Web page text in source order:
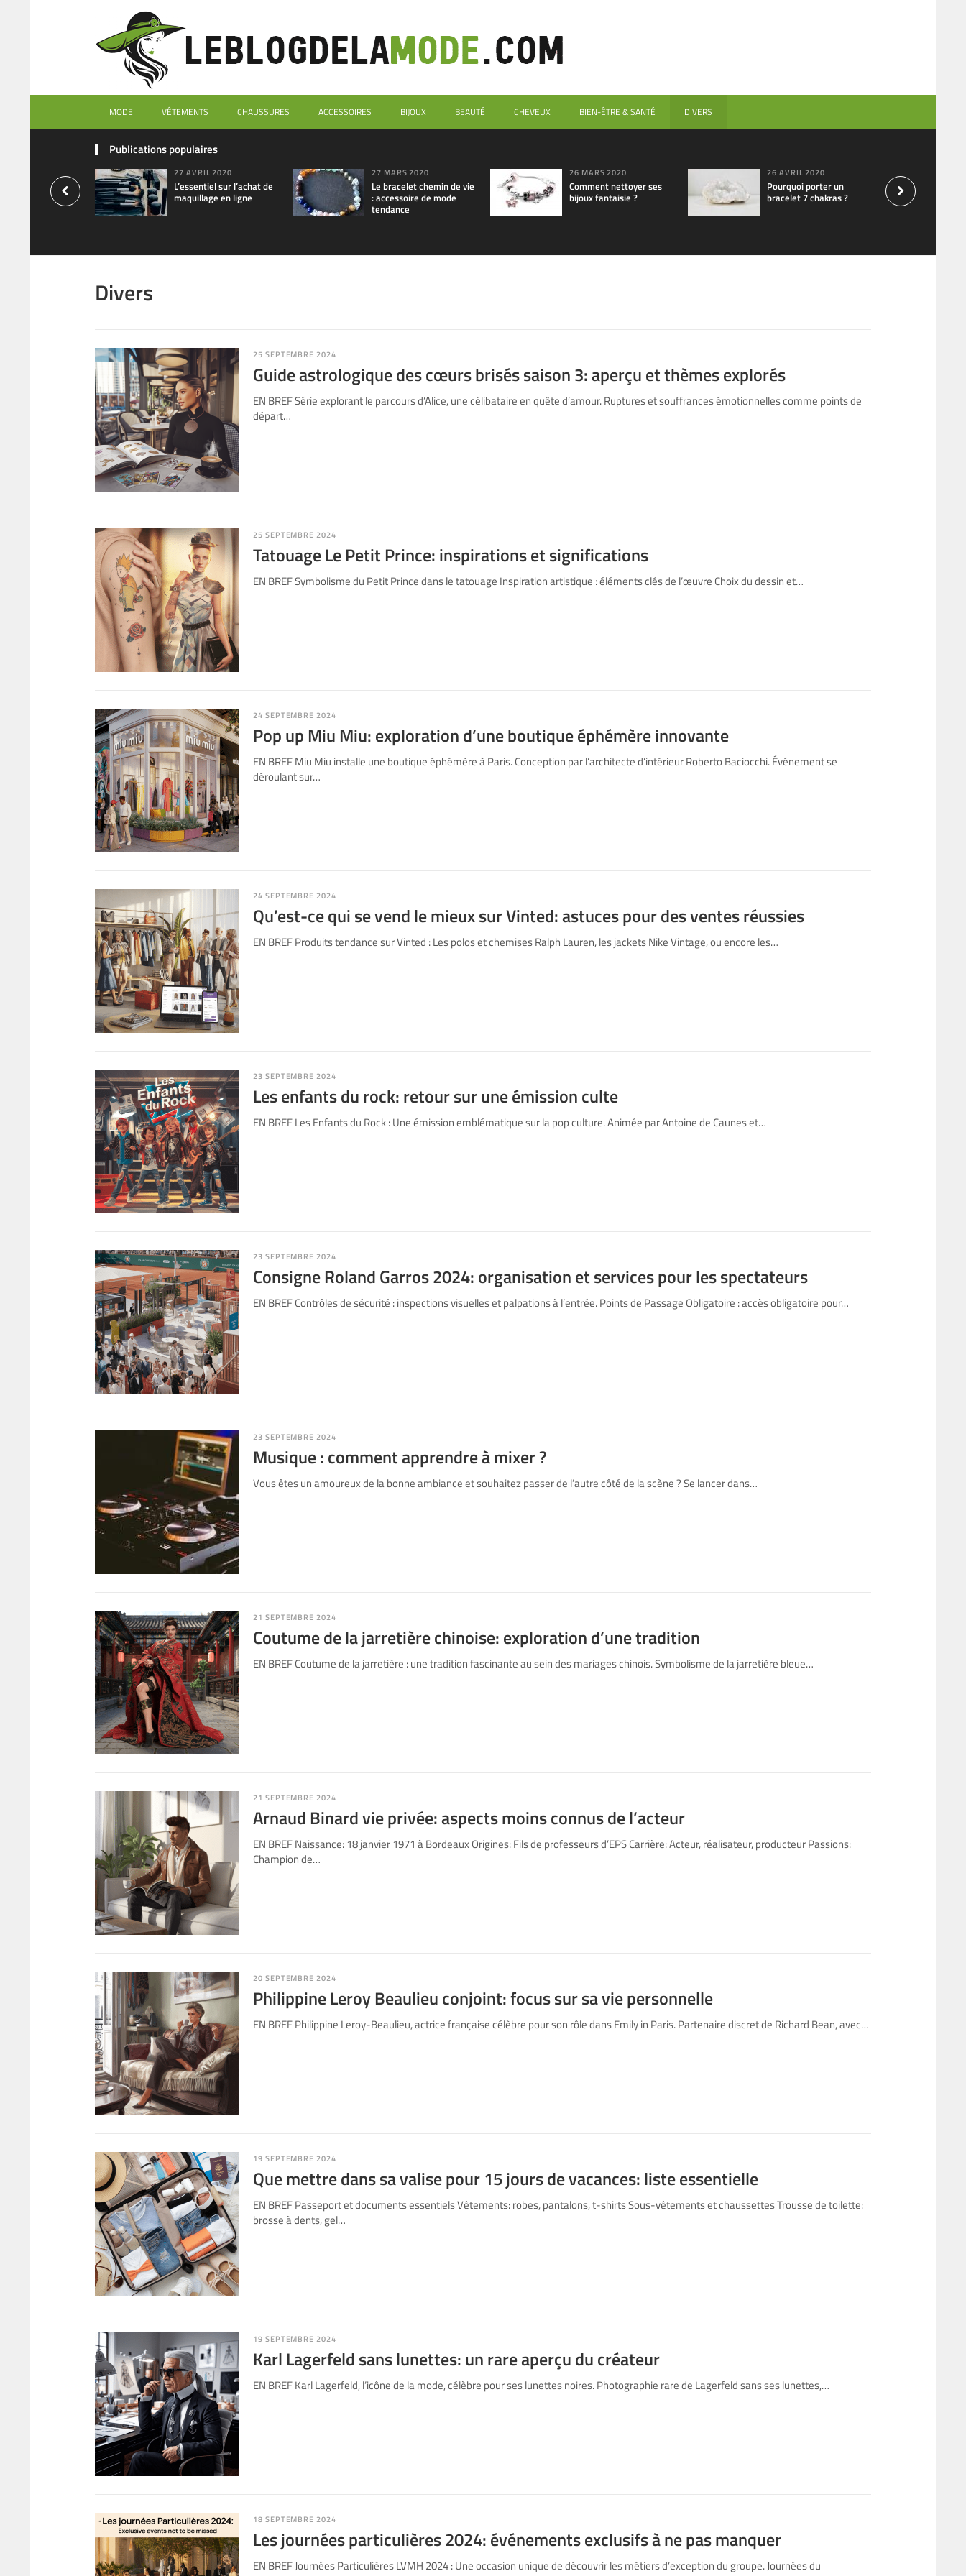
MODE VÊTEMENTS CHAUSSURES ACCESSOIRES BIJOUX BEAUTÉ CHEVEUX BIEN-ÊTRE & SANTÉ DIVERS
Publications populaires
27 AVRIL 2020
L’essentiel sur l’achat de
maquillage en ligne
27 MARS 2020
Le bracelet chemin de vie
: accessoire de mode
tendance
26 MARS 2020
Comment nettoyer ses
bijoux fantaisie ?
26 AVRIL 2020
Pourquoi porter un
bracelet 7 chakras ?
Divers
25 SEPTEMBRE 2024
Guide astrologique des cœurs brisés saison 3: aperçu et thèmes explorés
EN BREF Série explorant le parcours d’Alice, une célibataire en quête d’amour. Ruptures et souffrances émotionnelles comme points de
départ…
25 SEPTEMBRE 2024
Tatouage Le Petit Prince: inspirations et significations
EN BREF Symbolisme du Petit Prince dans le tatouage Inspiration artistique : éléments clés de l’œuvre Choix du dessin et…
24 SEPTEMBRE 2024
Pop up Miu Miu: exploration d’une boutique éphémère innovante
EN BREF Miu Miu installe une boutique éphémère à Paris. Conception par l’architecte d’intérieur Roberto Baciocchi. Événement se
déroulant sur…
24 SEPTEMBRE 2024
Qu’est-ce qui se vend le mieux sur Vinted: astuces pour des ventes réussies
EN BREF Produits tendance sur Vinted : Les polos et chemises Ralph Lauren, les jackets Nike Vintage, ou encore les…
23 SEPTEMBRE 2024
Les enfants du rock: retour sur une émission culte
EN BREF Les Enfants du Rock : Une émission emblématique sur la pop culture. Animée par Antoine de Caunes et…
23 SEPTEMBRE 2024
Consigne Roland Garros 2024: organisation et services pour les spectateurs
EN BREF Contrôles de sécurité : inspections visuelles et palpations à l’entrée. Points de Passage Obligatoire : accès obligatoire pour…
23 SEPTEMBRE 2024
Musique : comment apprendre à mixer ?
Vous êtes un amoureux de la bonne ambiance et souhaitez passer de l’autre côté de la scène ? Se lancer dans…
21 SEPTEMBRE 2024
Coutume de la jarretière chinoise: exploration d’une tradition
EN BREF Coutume de la jarretière : une tradition fascinante au sein des mariages chinois. Symbolisme de la jarretière bleue…
21 SEPTEMBRE 2024
Arnaud Binard vie privée: aspects moins connus de l’acteur
EN BREF Naissance: 18 janvier 1971 à Bordeaux Origines: Fils de professeurs d’EPS Carrière: Acteur, réalisateur, producteur Passions:
Champion de…
20 SEPTEMBRE 2024
Philippine Leroy Beaulieu conjoint: focus sur sa vie personnelle
EN BREF Philippine Leroy-Beaulieu, actrice française célèbre pour son rôle dans Emily in Paris. Partenaire discret de Richard Bean, avec…
19 SEPTEMBRE 2024
Que mettre dans sa valise pour 15 jours de vacances: liste essentielle
EN BREF Passeport et documents essentiels Vêtements: robes, pantalons, t-shirts Sous-vêtements et chaussettes Trousse de toilette:
brosse à dents, gel…
19 SEPTEMBRE 2024
Karl Lagerfeld sans lunettes: un rare aperçu du créateur
EN BREF Karl Lagerfeld, l’icône de la mode, célèbre pour ses lunettes noires. Photographie rare de Lagerfeld sans ses lunettes,…
18 SEPTEMBRE 2024
Les journées particulières 2024: événements exclusifs à ne pas manquer
EN BREF Journées Particulières LVMH 2024 : Une occasion unique de découvrir les métiers d’exception du groupe. Journées du